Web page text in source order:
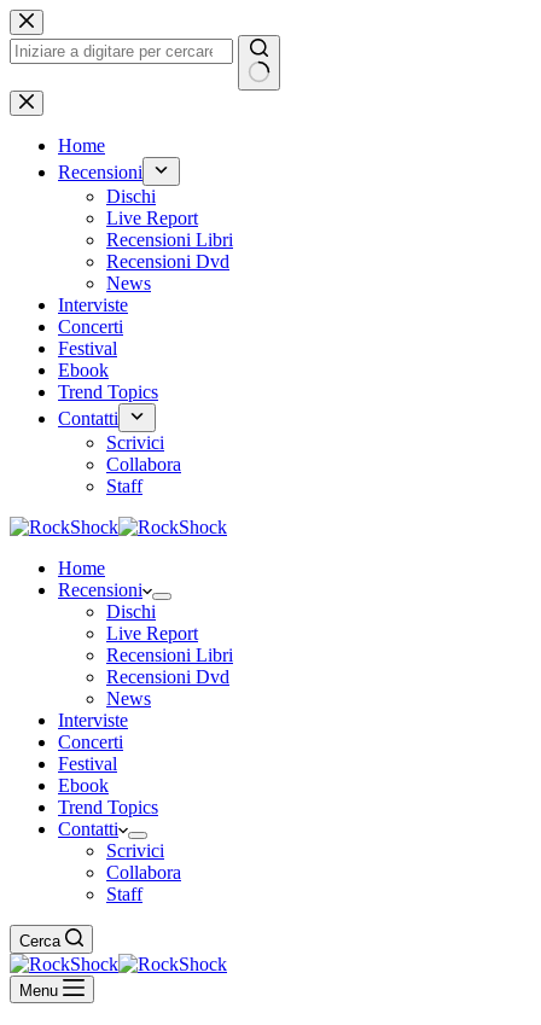
Salta
al
contenuto
Nessun
risultato
Home
Recensioni
Dischi
Live Report
Recensioni Libri
Recensioni Dvd
News
Interviste
Concerti
Festival
Ebook
Trend Topics
Contatti
Scrivici
Collabora
Staff
Home
Recensioni
Dischi
Live Report
Recensioni Libri
Recensioni Dvd
News
Interviste
Concerti
Festival
Ebook
Trend Topics
Contatti
Scrivici
Collabora
Staff
Cerca
Menu